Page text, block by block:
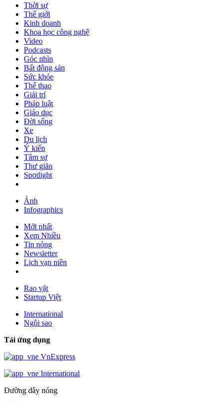
Thời sự
Thế giới
Kinh doanh
Khoa học công nghệ
Video
Podcasts
Góc nhìn
Bất động sản
Sức khỏe
Thể thao
Giải trí
Pháp luật
Giáo dục
Đời sống
Xe
Du lịch
Ý kiến
Tâm sự
Thư giãn
Spotlight
Ảnh
Infographics
Mới nhất
Xem Nhiều
Tin nóng
Newsletter
Lịch vạn niên
Rao vặt
Startup Việt
International
Ngôi sao
Tải ứng dụng
VnExpress
International
Đường dây nóng